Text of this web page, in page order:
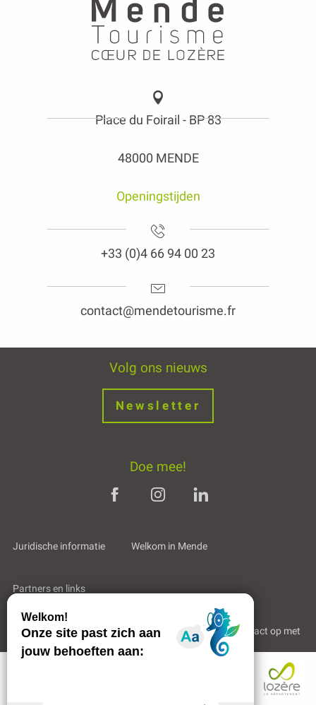
Place du Foirail - BP 83
48000 MENDE
Openingstijden
+33 (0)4 66 94 00 23
contact@mendetourisme.fr
Volg ons nieuws
Newsletter
Doe mee!
Juridische informatie Welkom in Mende
Partners en links
Professioneel gebied Wie zijn wij? Neem contact op met